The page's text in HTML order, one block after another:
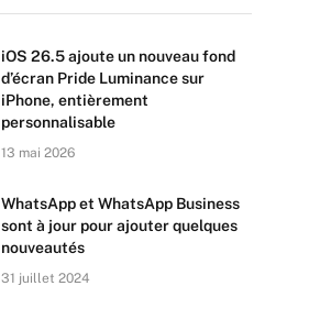
iOS 26.5 ajoute un nouveau fond
d’écran Pride Luminance sur
iPhone, entièrement
personnalisable
13 mai 2026
WhatsApp et WhatsApp Business
sont à jour pour ajouter quelques
nouveautés
31 juillet 2024